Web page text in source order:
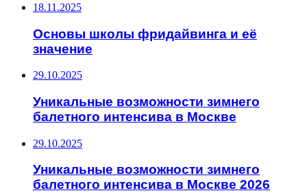
18.11.2025
Основы школы фридайвинга и её
значение
29.10.2025
Уникальные возможности зимнего
балетного интенсива в Москве
29.10.2025
Уникальные возможности зимнего
балетного интенсива в Москве 2026